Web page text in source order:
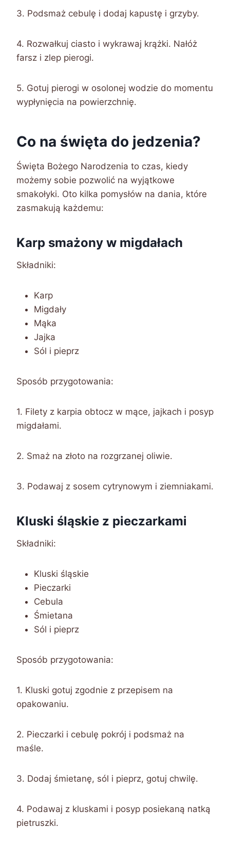
3. Podsmaż cebulę i dodaj kapustę i grzyby.
4. Rozwałkuj ciasto i wykrawaj krążki. Nałóż
farsz i zlep pierogi.
5. Gotuj pierogi w osolonej wodzie do momentu
wypłynięcia na powierzchnię.
Co na święta do jedzenia?
Święta Bożego Narodzenia to czas, kiedy
możemy sobie pozwolić na wyjątkowe
smakołyki. Oto kilka pomysłów na dania, które
zasmakują każdemu:
Karp smażony w migdałach
Składniki:
Karp
Migdały
Mąka
Jajka
Sól i pieprz
Sposób przygotowania:
1. Filety z karpia obtocz w mące, jajkach i posyp
migdałami.
2. Smaż na złoto na rozgrzanej oliwie.
3. Podawaj z sosem cytrynowym i ziemniakami.
Kluski śląskie z pieczarkami
Składniki:
Kluski śląskie
Pieczarki
Cebula
Śmietana
Sól i pieprz
Sposób przygotowania:
1. Kluski gotuj zgodnie z przepisem na
opakowaniu.
2. Pieczarki i cebulę pokrój i podsmaż na
maśle.
3. Dodaj śmietanę, sól i pieprz, gotuj chwilę.
4. Podawaj z kluskami i posyp posiekaną natką
pietruszki.